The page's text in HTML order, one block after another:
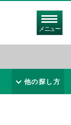
メニュー
他の探し方